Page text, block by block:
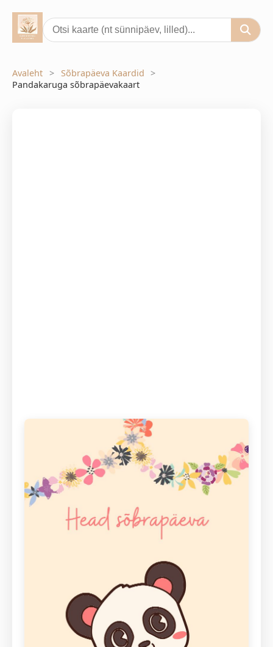
Avaleht
Sõbrapäeva Kaardid
Pandakaruga sõbrapäevakaart